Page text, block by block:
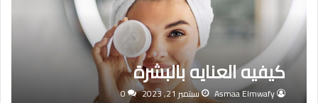
كيفيه العنايه بالبشرة
Asmaa Elmwafy سبتمبر 21, 2023 0